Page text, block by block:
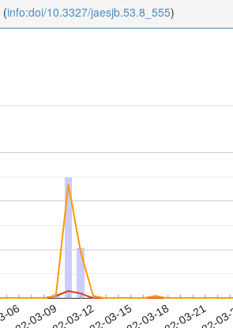
(info:doi/10.3327/jaesjb.53.8_555)